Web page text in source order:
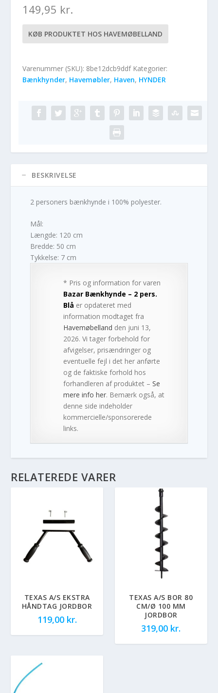
149,95 kr.
KØB PRODUKTET HOS HAVEMØBELLAND
Varenummer (SKU): 8be12dcb9ddf Kategorier:
Bænkhynder, Havemøbler, Haven, HYNDER
BESKRIVELSE
2 personers bænkhynde i 100% polyester.
Mål:
Længde: 120 cm
Bredde: 50 cm
Tykkelse: 7 cm
* Pris og information for varen
Bazar Bænkhynde – 2 pers.
Blå er opdateret med
information modtaget fra
Havemøbelland den juni 13,
2026. Vi tager forbehold for
afvigelser, prisændringer og
eventuelle fejl i det her anførte
og de faktiske forhold hos
forhandleren af produktet –Se
mere info her. Bemærk også, at
denne side indeholder
kommercielle/sponsorerede
links.
RELATEREDE VARER
TEXAS A/S EKSTRA
HÅNDTAG JORDBOR
119,00 kr.
TEXAS A/S BOR 80
CM/Ø 100 MM
JORDBOR
319,00 kr.